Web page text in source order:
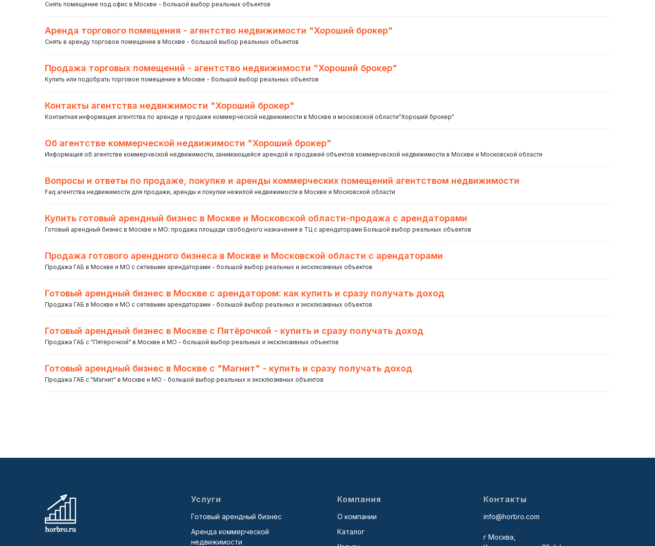
Снять помещение под офис в Москве - большой выбор реальных объектов
Аренда торгового помещения - агентство недвижимости "Хороший брокер"
Снять в аренду торговое помещение в Москве - большой выбор реальных объектов
Продажа торговых помещений - агентство недвижимости "Хороший брокер"
Купить или подобрать торговое помещение в Москве - большой выбор реальных объектов
Контакты агентства недвижимости "Хороший брокер"
Контактная информация агентства по аренде и продаже коммерческой недвижимости в Москве и московской области"Хороший брокер"
Об агентстве коммерческой недвижимости "Хороший брокер"
Информация об агентстве коммерческой недвижимости, занимающейся арендой и продажей объектов коммерческой недвижимости в Москве и Московской области
Вопросы и ответы по продаже, покупке и аренды коммерческих помещений агентством недвижимости
Faq агентства недвижимости для продажи, аренды и покупки нежилой недвижимости в Москве и Московской области
Купить готовый арендный бизнес в Москве и Московской области-продажа с арендаторами
Готовый арендный бизнес в Москве и МО: продажа площади свободного назначения в ТЦ c арендаторами Большой выбор реальных объектов
Продажа готового арендного бизнеса в Москве и Московской области с арендаторами
Продажа ГАБ в Москве и МО с сетевыми арендаторами - большой выбор реальных и эксклюзивных объектов
Готовый арендный бизнес в Москве с арендатором: как купить и сразу получать доход
Продажа ГАБ в Москве и МО с сетевыми арендаторами - большой выбор реальных и эксклюзивных объектов
Готовый арендный бизнес в Москве с Пятёрочкой - купить и сразу получать доход
Продажа ГАБ с "Пятёрочкой" в Москве и МО - большой выбор реальных и эксклюзивных объектов
Готовый арендный бизнес в Москве с "Магнит" - купить и сразу получать доход
Продажа ГАБ с "Магнит" в Москве и МО - большой выбор реальных и эксклюзивных объектов
Услуги
Готовый арендный бизнес
Аренда коммерческой
недвижимости
Компания
О компании
Каталог
Контакты
info@horbro.com
г Москва,